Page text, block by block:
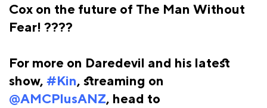
Cox on the future of The Man Without
Fear! ????
For more on Daredevil and his latest
show, #Kin, streaming on
@AMCPlusANZ, head to